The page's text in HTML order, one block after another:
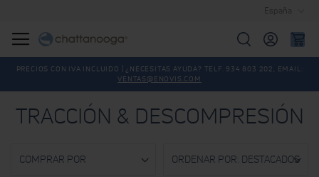
Buscar
PRECIOS CON IVA INCLUIDO | ¿NECESITAS AYUDA? TELF. 934 803 202, EMAIL:
VENTAS@ENOVIS.COM
TRACCIÓN & DESCOMPRESIÓN
COMPRAR POR